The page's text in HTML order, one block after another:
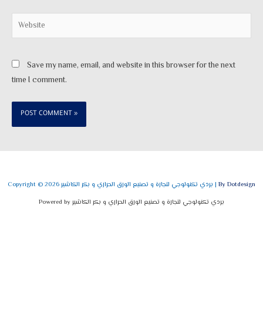
Website
Save my name, email, and website in this browser for the next
time I comment.
Copyright © 2026 بردي تكنولوجي لتجارة و تصنيع الورق الحراري و بكر الكاشير | By Dotdesign
Powered by بردي تكنولوجي لتجارة و تصنيع الورق الحراري و بكر الكاشير